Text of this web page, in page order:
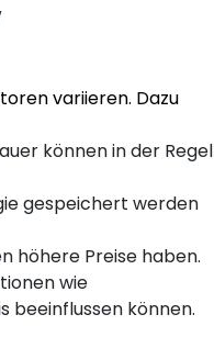
variieren. Dazu
können in der Regel
gespeichert werden
höhere Preise haben.
wie
beeinflussen können.